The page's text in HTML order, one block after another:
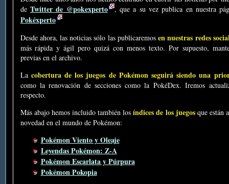
de Twitter de @pokexperto , que a su vez publica en nuestra
Pokéxperto
Desde ahora, las noticias sólo las publicaremosen nuestras redes
más rápida y ágil pero quizá con menos texto. Por supuesto,
previas en el archivo.
La cobertura de los juegos de Pokémon seguirá siendo una
como la renovación de secciones como la PokéDex. Iremos
respecto.
Más abajo hemos incluido también losíndices de los juegosque están
novedad en el mundo de Pokémon:
Pokémon Viento y Oleaje
Leyendas Pokémon: Z-A
Pokémon Escarlata y Púrpura
Pokémon Pokopia